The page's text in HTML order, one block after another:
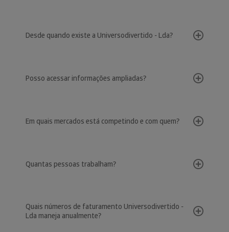
Desde quando existe a Universodivertido - Lda?
Posso acessar informações ampliadas?
Em quais mercados está competindo e com quem?
Quantas pessoas trabalham?
Quais números de faturamento Universodivertido -
Lda maneja anualmente?